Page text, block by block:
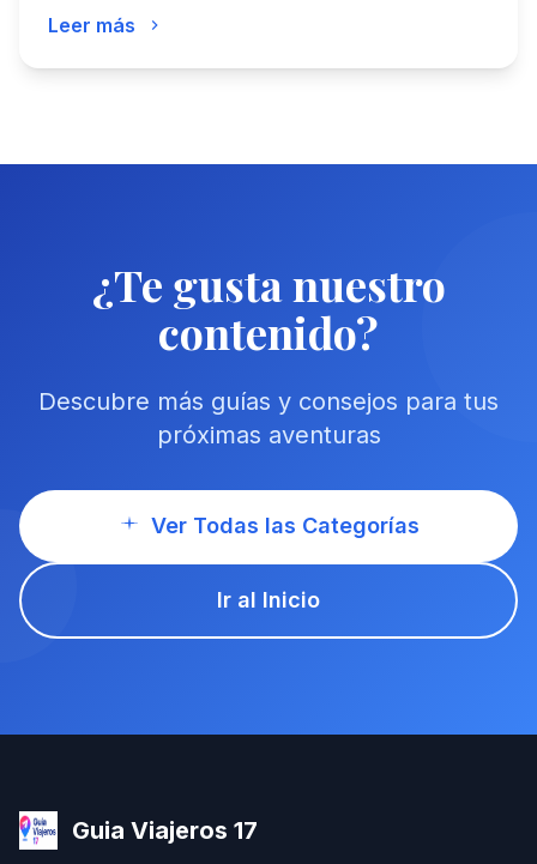
Leer más
¿Te gusta nuestro
contenido?
Descubre más guías y consejos para tus
próximas aventuras
Ver Todas las Categorías
Ir al Inicio
Guia Viajeros 17